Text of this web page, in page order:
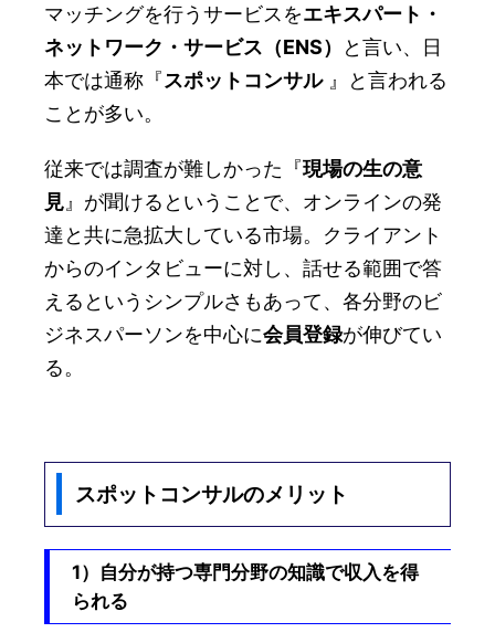
マッチングを行うサービスをエキスパート・
ネットワーク・サービス（ENS）
と言い、日
本では通称『スポットコンサル』と言われる
ことが多い。
従来では調査が難しかった『現場の生の意
見 』が聞けるということで、オンラインの発
達と共に急拡大している市場。クライアント
からのインタビューに対し、話せる範囲で答
えるというシンプルさもあって、各分野のビ
ジネスパーソンを中心に会員登録が伸びてい
る。
スポットコンサルのメリット
1）自分が持つ専門分野の知識で収入を得
られる